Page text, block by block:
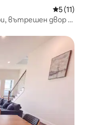
Средна
5 (11)
вътрешен двор и